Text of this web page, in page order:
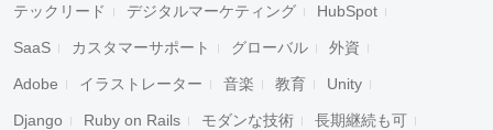
テックリード デジタルマーケティング HubSpot
SaaS カスタマーサポート グローバル 外資
Adobe イラストレーター 音楽 教育 Unity
Django Ruby on Rails モダンな技術 長期継続も可